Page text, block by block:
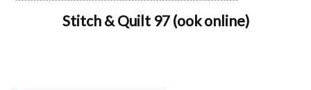
Stitch & Quilt 97 (ook online)